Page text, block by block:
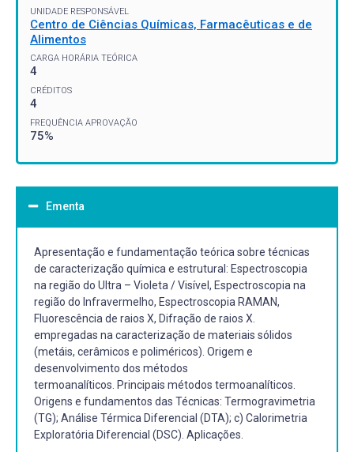
UNIDADE RESPONSÁVEL
Centro de Ciências Químicas, Farmacêuticas e de
Alimentos
CARGA HORÁRIA TEÓRICA
4
CRÉDITOS
4
FREQUÊNCIA APROVAÇÃO
75%
Ementa
Apresentação e fundamentação teórica sobre técnicas
de caracterização química e estrutural: Espectroscopia
na região do Ultra – Violeta / Visível, Espectroscopia na
região do Infravermelho, Espectroscopia RAMAN,
Fluorescência de raios X, Difração de raios X.
empregadas na caracterização de materiais sólidos
(metáis, cerâmicos e poliméricos). Origem e
desenvolvimento dos métodos
termoanalíticos. Principais métodos termoanalíticos.
Origens e fundamentos das Técnicas: Termogravimetria
(TG); Análise Térmica Diferencial (DTA); c) Calorimetria
Exploratória Diferencial (DSC). Aplicações.